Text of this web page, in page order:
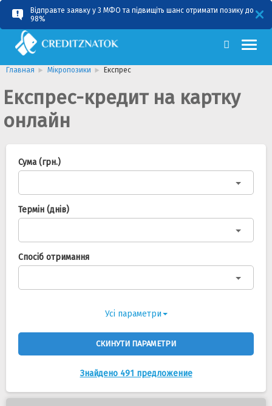
Відправте заявку у 3 МФО та підвищіть шанс отримати позику до
98%
RU UA
Главная Мікропозики Експрес
Експрес-кредит на картку
онлайн
Сума (грн.)
Термін (днів)
Спосіб отримання
Усі параметри
СКИНУТИ ПАРАМЕТРИ
Знайдено 491 предложение